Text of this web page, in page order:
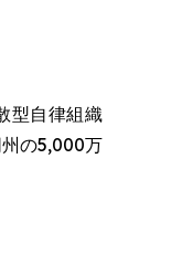
型自律組織
の5,000万